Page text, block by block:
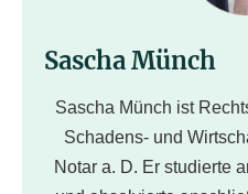
Sascha Münch
Sascha Münch ist
Schadens- und
Notar a. D. Er studierte